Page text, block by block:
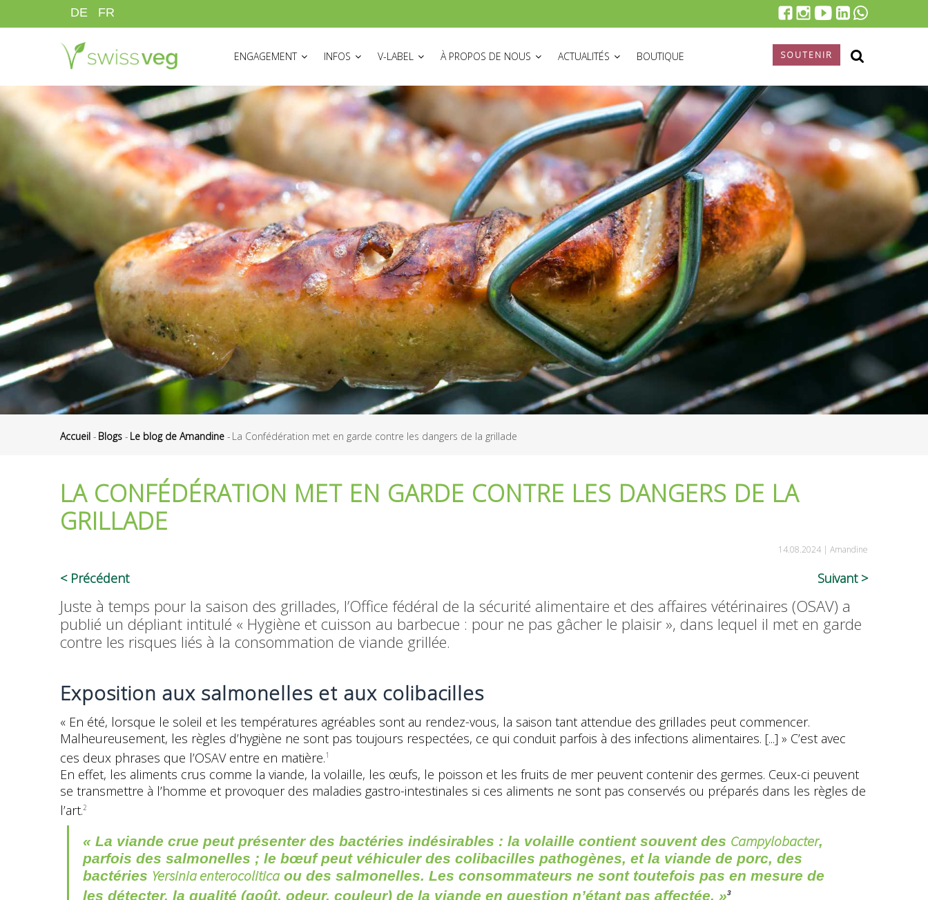
au
DE FR
ENGAGEMENT
INFOS V-LABEL À PROPOS DE NOUS ACTUALITÉS BOUTIQUE SOUTENIR
d'Ariane
Accueil - Blogs - Le blog de Amandine - La Confédération met en garde contre les dangers de la grillade
LA CONFÉDÉRATION MET EN GARDE CONTRE LES DANGERS DE LA
GRILLADE
14.08.2024 | Amandine
Précédent Suivant
Juste à temps pour la saison des grillades, l’Office fédéral de la sécurité alimentaire et des affaires vétérinaires (OSAV) a
publié un dépliant intitulé « Hygiène et cuisson au barbecue : pour ne pas gâcher le plaisir », dans lequel il met en garde
contre les risques liés à la consommation de viande grillée.
Exposition aux salmonelles et aux colibacilles
« En été, lorsque le soleil et les températures agréables sont au rendez-vous, la saison tant attendue des grillades peut commencer.
Malheureusement, les règles d’hygiène ne sont pas toujours respectées, ce qui conduit parfois à des infections alimentaires. [...] » C’est avec
ces deux phrases que l’OSAV entre en matière.1
En effet, les aliments crus comme la viande, la volaille, les œufs, le poisson et les fruits de mer peuvent contenir des germes. Ceux-ci peuvent
se transmettre à l’homme et provoquer des maladies gastro-intestinales si ces aliments ne sont pas conservés ou préparés dans les règles de
l’art.2
« La viande crue peut présenter des bactéries indésirables : la volaille contient souvent des Campylobacter,
parfois des salmonelles ; le bœuf peut véhiculer des colibacilles pathogènes, et la viande de porc, des
bactéries Yersinia enterocolitica ou des salmonelles. Les consommateurs ne sont toutefois pas en mesure de
les détecter, la qualité (goût, odeur, couleur) de la viande en question n’étant pas affectée. »3